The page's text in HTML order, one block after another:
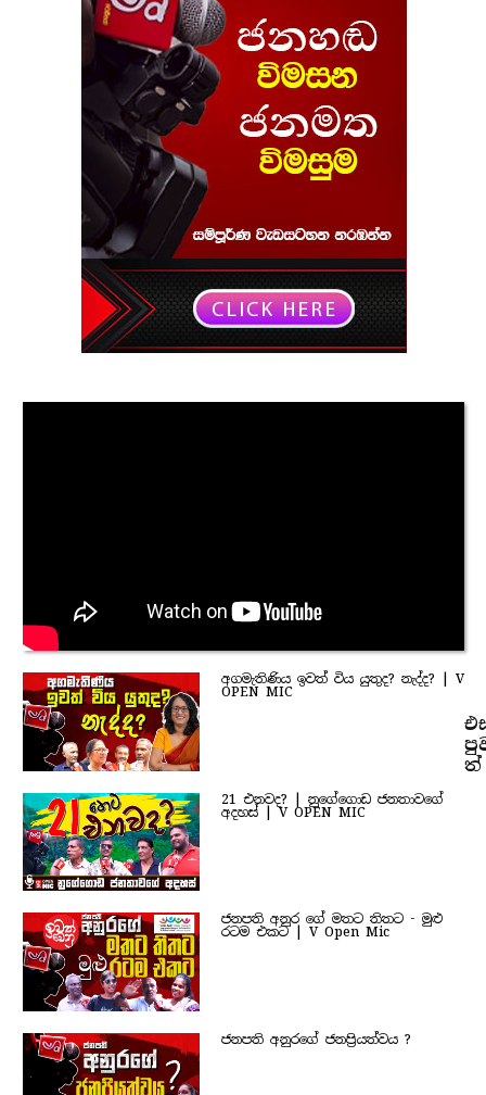
අගමැතිණිය ඉවත් විය යුතුද? නැද්ද? | V
OPEN MIC
21 එනවද? | නුගේගොඩ ජනතාවගේ
අදහස් | V OPEN MIC
ජනපති අනුර ගේ මතට තිතට - මුළු
රටම එකට | V Open Mic
ජනපති අනුරගේ ජනප්‍රියත්වය ?
ත්